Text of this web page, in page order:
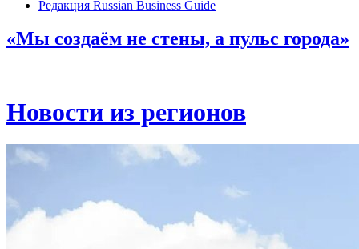
Редакция Russian Business Guide
«Мы создаём не стены, а пульс города»
Новости из регионов